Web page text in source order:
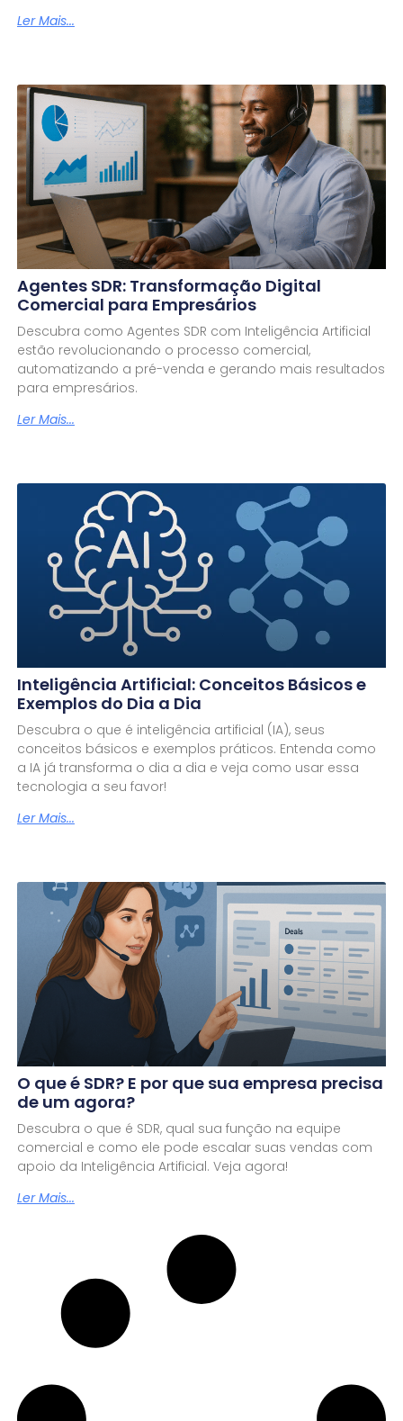
Ler Mais...
Agentes SDR: Transformação Digital
Comercial para Empresários
Descubra como Agentes SDR com Inteligência Artificial
estão revolucionando o processo comercial,
automatizando a pré-venda e gerando mais resultados
para empresários.
Ler Mais...
Inteligência Artificial: Conceitos Básicos e
Exemplos do Dia a Dia
Descubra o que é inteligência artificial (IA), seus
conceitos básicos e exemplos práticos. Entenda como
a IA já transforma o dia a dia e veja como usar essa
tecnologia a seu favor!
Ler Mais...
O que é SDR? E por que sua empresa precisa
de um agora?
Descubra o que é SDR, qual sua função na equipe
comercial e como ele pode escalar suas vendas com
apoio da Inteligência Artificial. Veja agora!
Ler Mais...